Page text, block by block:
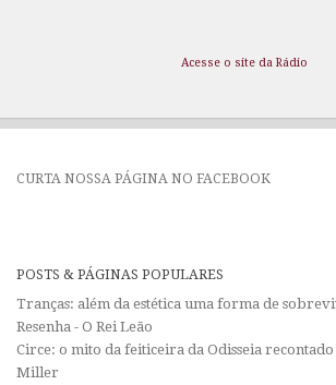
Acesse o site da Rádio
CURTA NOSSA PÁGINA NO FACEBOOK
POSTS & PÁGINAS POPULARES
Tranças: além da estética uma forma de
Resenha - O Rei Leão
Circe: o mito da feiticeira da Odisseia
Miller